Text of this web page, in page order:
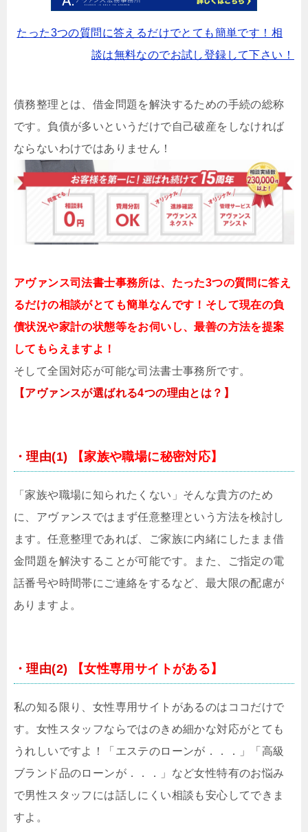
たった3つの質問に答えるだけでとても簡単です！相
談は無料なのでお試し登録して下さい！
債務整理とは、借金問題を解決するための手続の総称
です。負債が多いというだけで自己破産をしなければ
ならないわけではありません！
アヴァンス司法書士事務所は、 たった3つの質問に答え
るだけの相談がとても簡単なんです！そして現在の負
債状況や家計の状態等をお伺いし、最善の方法を提案
してもらえますよ！
そして全国対応が可能な司法書士事務所です。
【アヴァンスが選ばれる4つの理由とは？】
・理由(1) 【家族や職場に秘密対応】
「家族や職場に知られたくない」そんな貴方のため
に、アヴァンスではまず任意整理という方法を検討し
ます。任意整理であれば、ご家族に内緒にしたまま借
金問題を解決することが可能です。また、ご指定の電
話番号や時間帯にご連絡をするなど、最大限の配慮が
ありますよ。
・理由(2) 【女性専用サイトがある】
私の知る限り、女性専用サイトがあるのはココだけで
す。女性スタッフならではのきめ細かな対応がとても
うれしいですよ！「エステのローンが．．．」「高級
ブランド品のローンが．．．」など女性特有のお悩み
で男性スタッフには話しにくい相談も安心してできま
すよ。